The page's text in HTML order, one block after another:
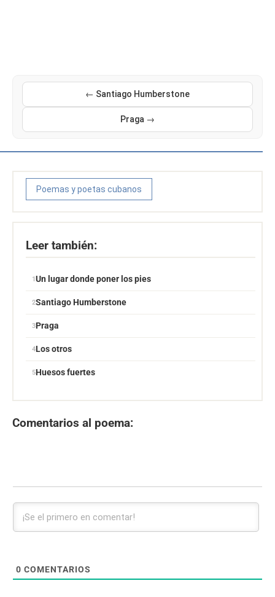
← Santiago Humberstone
Praga →
Poemas y poetas cubanos
Leer también:
Un lugar donde poner los pies
Santiago Humberstone
Praga
Los otros
Huesos fuertes
Comentarios al poema:
0 COMENTARIOS